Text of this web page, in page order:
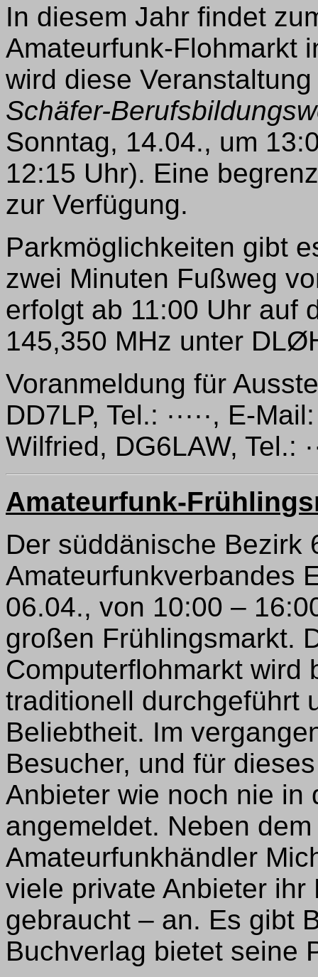
In diesem Jahr findet
Amateurfunk-Flohmarkt
wird diese
Schäfer-
Sonntag, 14.04., um
12:15 Uhr). Eine
zur Verfügung.
Parkmöglichkeiten gibt
zwei Minuten Fußweg
erfolgt ab 11:00 Uhr auf
145,350 MHz unter
Voranmeldung für
DD7LP, Tel.: ·····, E-
Wilfried, DG6LAW, Tel.:
Amateurfunk-
Der süddänische Bezirk
Amateurfunkverbandes
06.04., von 10:00 –
großen Frühlingsmarkt.
Computerflohmarkt wird
traditionell durchgeführt
Beliebtheit. Im
Besucher, und für
Anbieter wie noch nie in
angemeldet. Neben
Amateurfunkhändler
viele private Anbieter
gebraucht – an. Es gibt
Buchverlag bietet seine